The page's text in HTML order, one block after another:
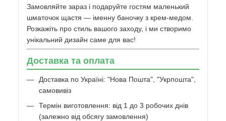
Замовляйте зараз і подаруйте гостям маленький
шматочок щастя — іменну баночку з крем-медом.
Розкажіть про стиль вашого заходу, і ми створимо
унікальний дизайн саме для вас!
Доставка та оплата
Доставка по Україні: "Нова Пошта", "Укрпошта",
самовивіз
Термін виготовлення: від 1 до 3 робочих днів
(залежно від обсягу замовлення)